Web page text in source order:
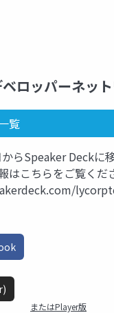
ロッパーネッ
覧
らSpeaker Deckに
はこちらをご覧くだ
またはPlayer版